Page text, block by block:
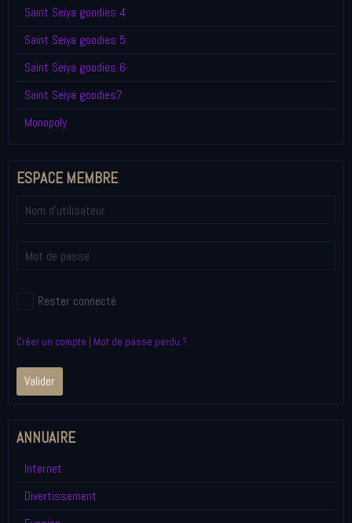
Saint Seiya goodies 4
Saint Seiya goodies 5
Saint Seiya goodies 6
Saint Seiya goodies7
Monopoly
ESPACE MEMBRE
Rester connecté
Créer un compte | Mot de passe perdu ?
Valider
ANNUAIRE
Internet
Divertissement